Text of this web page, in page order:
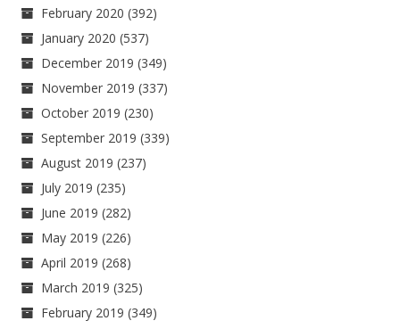
February 2020 (392)
January 2020 (537)
December 2019 (349)
November 2019 (337)
October 2019 (230)
September 2019 (339)
August 2019 (237)
July 2019 (235)
June 2019 (282)
May 2019 (226)
April 2019 (268)
March 2019 (325)
February 2019 (349)